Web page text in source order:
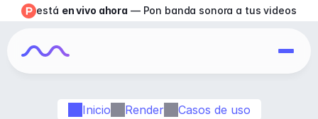
Inicio Render Casos de uso
está en vivo ahora — Pon banda sonora a tus videos